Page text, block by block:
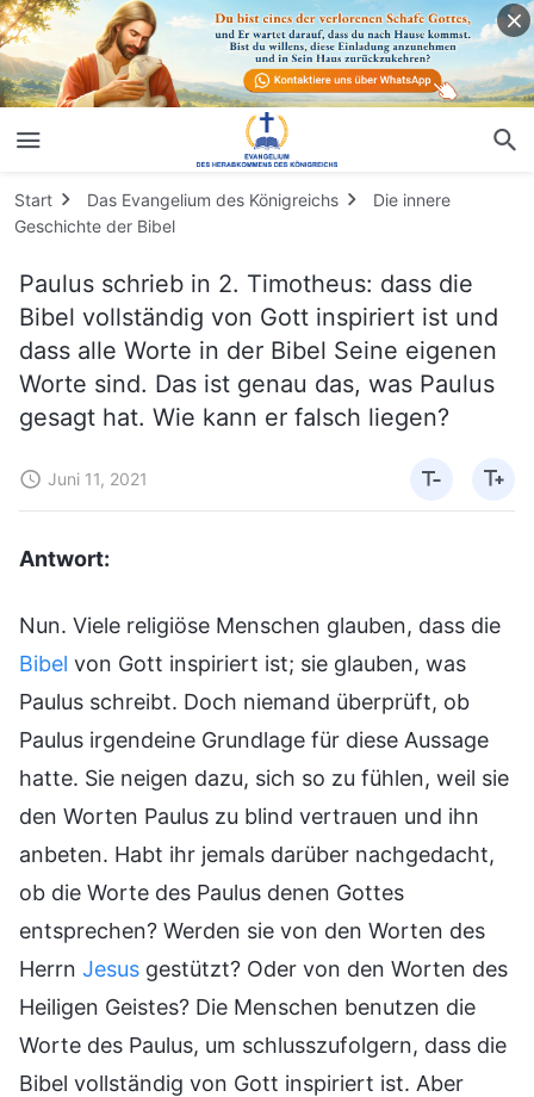
Start Das Evangelium des Königreichs
Die innere
Geschichte der Bibel
Paulus schrieb in 2. Timotheus: dass die
Bibel vollständig von Gott inspiriert ist und
dass alle Worte in der Bibel Seine eigenen
Worte sind. Das ist genau das, was Paulus
gesagt hat. Wie kann er falsch liegen?
Juni 11, 2021
Antwort:
Nun. Viele religiöse Menschen glauben, dass die
Bibel von Gott inspiriert ist; sie glauben, was
Paulus schreibt. Doch niemand überprüft, ob
Paulus irgendeine Grundlage für diese Aussage
hatte. Sie neigen dazu, sich so zu fühlen, weil sie
den Worten Paulus zu blind vertrauen und ihn
anbeten. Habt ihr jemals darüber nachgedacht,
ob die Worte des Paulus denen Gottes
entsprechen? Werden sie von den Worten des
Herrn Jesus gestützt? Oder von den Worten des
Heiligen Geistes? Die Menschen benutzen die
Worte des Paulus, um schlusszufolgern, dass die
Bibel vollständig von Gott inspiriert ist. Aber